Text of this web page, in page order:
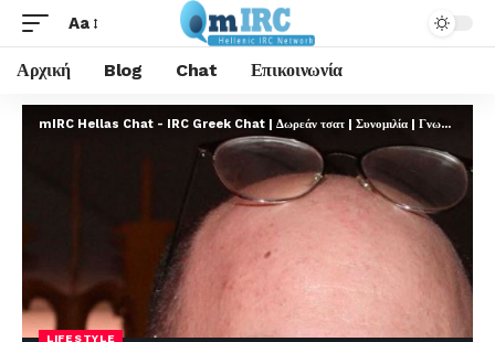
Aa
Αρχική Blog Chat Επικοινωνία
mIRC Hellas Chat - IRC Greek Chat | Δωρεάν τσατ | Συνομιλία | Γνωριμίες | FREE
LIFESTYLE